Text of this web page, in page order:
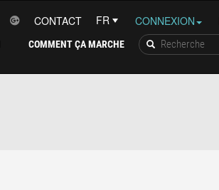
CONNEXION
CONTACT
COMMENT ÇA MARCHE